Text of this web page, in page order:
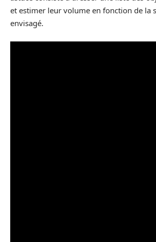
et estimer leur volume en fonction de la
envisagé.